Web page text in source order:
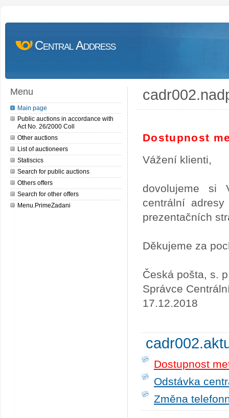
Central Address
Menu
Main page
Public auctions in accordance with
Act No. 26/2000 Coll
Other auctions
List of auctioneers
Statiscics
Search for public auctions
Others offers
Search for other offers
Menu.PrimeZadani
Dostupnost
Vážení klienti,
dovolujeme si
centrální
prezentačních
Děkujeme za
Česká pošta, s.
Správce
17.12.2018
Dostupnost
Odstávka
Změna